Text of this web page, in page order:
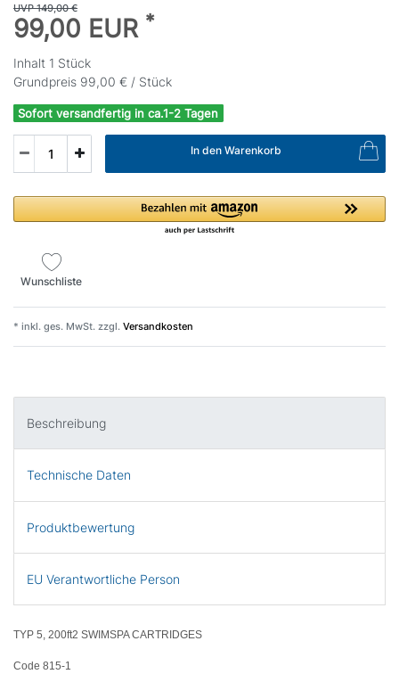
UVP 149,00 €
99,00 EUR *
Inhalt 1 Stück
Grundpreis 99,00 € / Stück
Sofort versandfertig in ca.1-2 Tagen
In den Warenkorb
Wunschliste
* inkl. ges. MwSt. zzgl. Versandkosten
Beschreibung
Technische Daten
Produktbewertung
EU Verantwortliche Person
TYP 5, 200ft2 SWIMSPA CARTRIDGES
Code 815-1